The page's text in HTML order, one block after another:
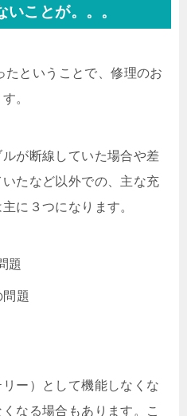
いことが。。。
ということで、修理のお
。
が断線していた場合や差
たなど以外での、主な充
に３つになります。
題
問題
ー）として機能しなくな
なる場合もあります。こ